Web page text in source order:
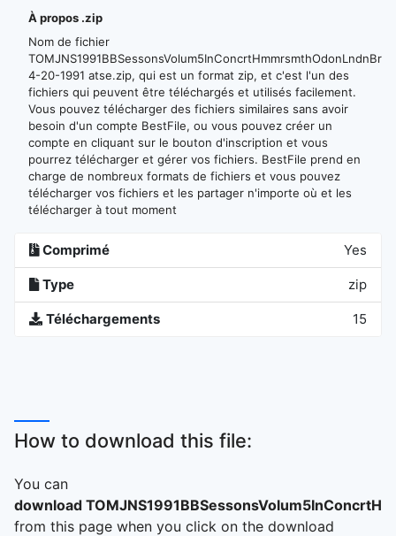
À propos .zip
Nom de fichier
4-20-1991 atse.zip, qui est un format zip, et c'est l'un des
fichiers qui peuvent être téléchargés et utilisés facilement.
Vous pouvez télécharger des fichiers similaires sans avoir
besoin d'un compte BestFile, ou vous pouvez créer un
compte en cliquant sur le bouton d'inscription et vous
pourrez télécharger et gérer vos fichiers. BestFile prend en
charge de nombreux formats de fichiers et vous pouvez
télécharger vos fichiers et les partager n'importe où et les
télécharger à tout moment
Comprimé Yes
Type zip
Téléchargements 15
How to download this file:
You can
download
from this page when you click on the download